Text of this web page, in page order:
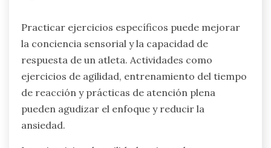
que lleva a una mejor toma de decisiones bajo
presión. Una mayor conciencia sensorial ayuda a
los atletas a navegar el estrés y la ansiedad,
permitiendo un rendimiento óptimo durante las
competiciones. Los estudios muestran que los
atletas que participan en entrenamiento
sensorial informan un aumento de la confianza y